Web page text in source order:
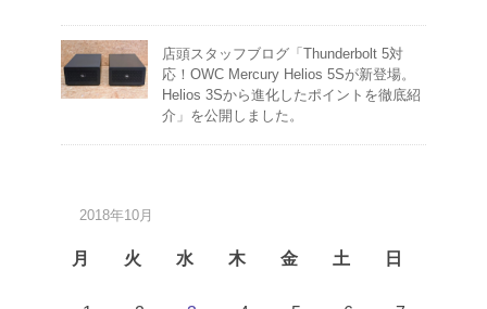
店頭スタッフブログ「Thunderbolt 5対
応！OWC Mercury Helios 5Sが新登場。
Helios 3Sから進化したポイントを徹底紹
介」を公開しました。
2018年10月
月 火 水 木 金 土 日